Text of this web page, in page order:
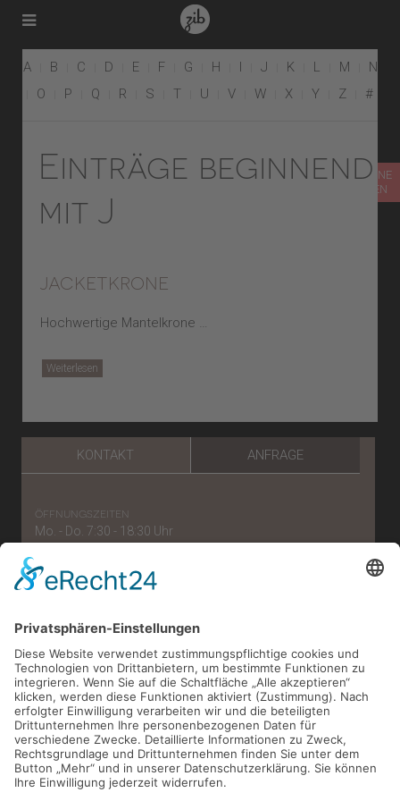
TERMIN ONLINE
VEREINBAREN
A B C D E F G H I J K L M
N
O
P Q R S T U V W X Y Z #
Einträge beginnend
mit J
jacketkrone
Hochwertige Mantelkrone …
Weiterlesen
KONTAKT ANFRAGE
öffnungszeiten
Mo. - Do. 7:30 - 18:30 Uhr
telefonnummer
e-mail
verwaltung[at]zahnaerzte-im-belgischen.de